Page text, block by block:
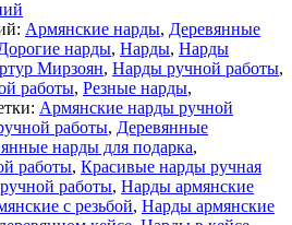
Армянские нарды, Деревянные
нарды, Нарды, Нарды
Мирзоян, Нарды ручной работы,
работы, Резные нарды,
Армянские нарды ручной
работы, Деревянные
нарды для подарка,
работы, Красивые нарды ручная
работы, Нарды армянские
с резьбой, Нарды армянские